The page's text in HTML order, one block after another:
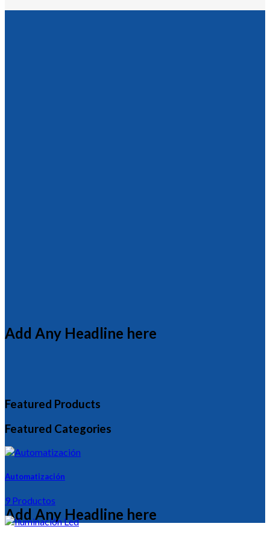
Add Any Headline here
Add Any Headline here
Featured Products
Featured Categories
Automatización
9 Productos